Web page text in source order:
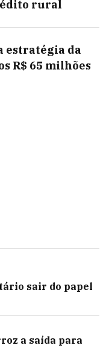
rural
estratégia da
R$ 65 milhões
sair do papel
a saída para